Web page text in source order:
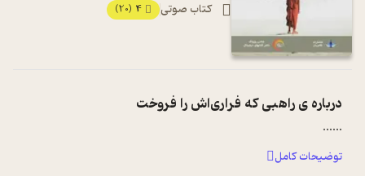
کتاب صوتی 4
(20)
درباره یراهبی که فراری‌اش را فروخت
...
...
توضیحات کامل